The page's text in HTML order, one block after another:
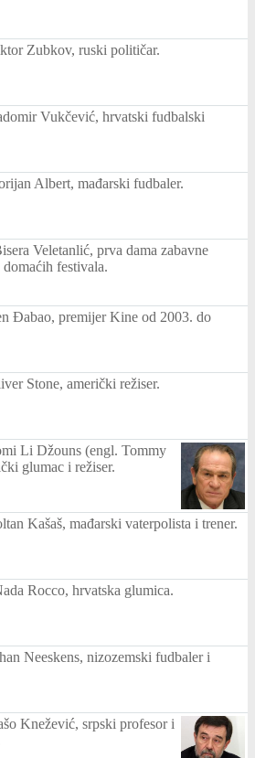
Zubkov, ruski političar.
Vukčević, hrvatski fudbalski
Albert, mađarski fudbaler.
Veletanlić, prva dama zabavne
festivala.
Đabao, premijer Kine od 2003. do
Stone, američki režiser.
Li Džouns (engl. Tommy
glumac i režiser.
Kašaš, mađarski vaterpolista i trener.
Rocco, hrvatska glumica.
Neeskens, nizozemski fudbaler i
Knežević, srpski profesor i